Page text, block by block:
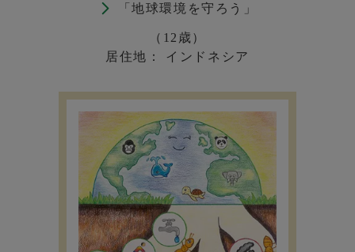
「地球環境を守ろう」
（12歳）
居住地： インドネシア